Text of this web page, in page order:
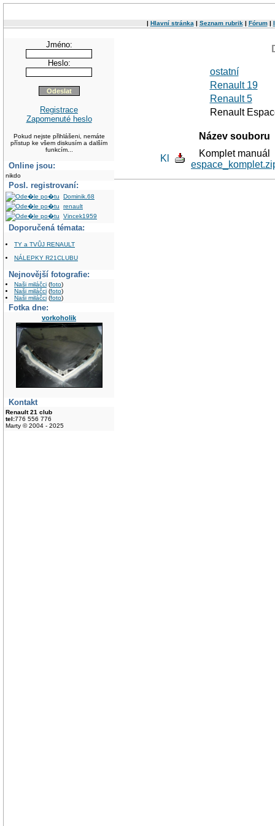
| Hlavní stránka | Seznam rubrik | Fórum|
Jméno:
Heslo:
Registrace
Zapomenuté heslo
Pokud nejste přihlášeni, nemáte
přístup ke všem diskusím a dalším
funkcím...
Online jsou:
nikdo
Posl. registrovaní:
Dominik.68
renault
Vincek1959
Doporučená témata:
TY a TVŮJ RENAULT
NÁLEPKY R21CLUBU
Nejnovější fotografie:
Naši miláčci (foto)
Naši miláčci (foto)
Naši miláčci (foto)
Fotka dne:
vorkoholik
Kontakt
Renault 21 club
tel:776 556 776
Marty © 2004 - 2025
ostatní
Renault 19
Renault 5
Renault
Název souboru
Komplet manuál